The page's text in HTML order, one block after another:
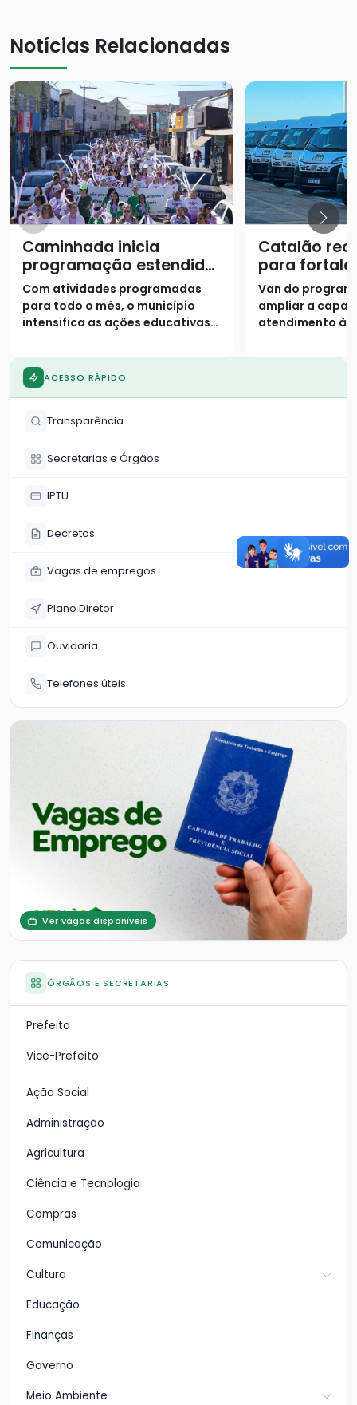
Notícias Relacionadas
Caminhada inicia
programação estendida
do Agosto Lilás
Com atividades programadas
para todo o mês, o município
intensifica as ações educativas e
violência contra a mulher
Catalão
para
assistência
Van do
ampliar a
atendimento às
município
ACESSO RÁPIDO
Transparência
Secretarias e Órgãos
IPTU
Decretos
Vagas de empregos
Plano Diretor
Ouvidoria
Telefones úteis
Ver vagas disponíveis
ÓRGÃOS E SECRETARIAS
Prefeito
Vice-Prefeito
Ação Social
Administração
Agricultura
Ciência e Tecnologia
Compras
Comunicação
Cultura
Educação
Finanças
Governo
Meio Ambiente